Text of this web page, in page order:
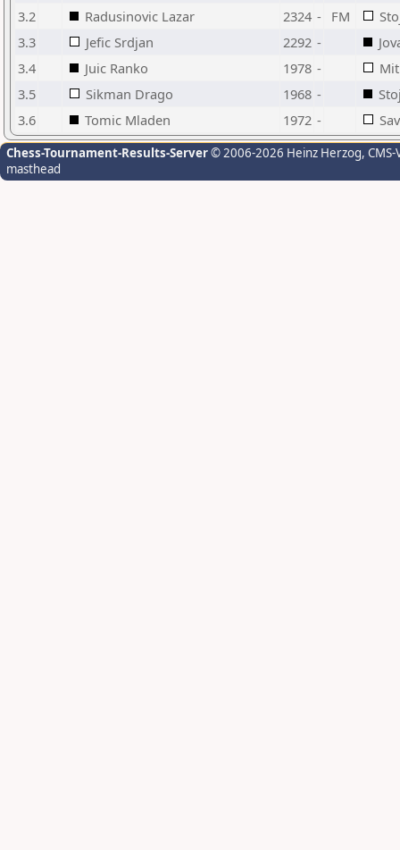
3.2
Radusinovic Lazar 2324 - FM
3.3
Jefic Srdjan 2292 -
3.4
Juic Ranko 1978 -
3.5
Sikman Drago 1968 -
3.6
Tomic Mladen 1972 -
Chess-Tournament-Results-Server© 2006-2026 Heinz Herzog,
masthead